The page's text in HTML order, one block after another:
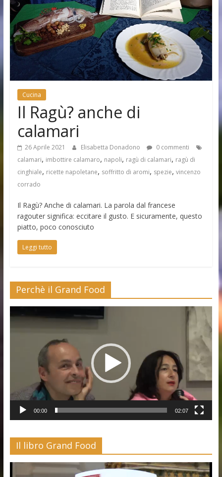
Cucina
Il Ragù? anche di
calamari
26 Aprile 2021 Elisabetta Donadono
0 commenti
calamari, imbottire calamaro, napoli, ragù di calamari, ragù di
cinghiale, ricette napoletane, soffritto di aromi, spezie, vincenzo
corrado
Il Ragù? Anche di calamari. La parola dal francese
ragouter significa: eccitare il gusto. E sicuramente, questo
piatto, poco conosciuto
Leggi tutto
Perchè il Grand Food
00:00 02:07
Il libro Grand Food